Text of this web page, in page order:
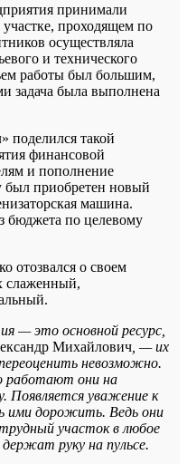
принимали
проходящем по
осуществляла
и технического
работы был большим,
задача была выполнена
поделился такой
финансовой
и пополнение
был приобретен новый
машина.
бюджета по целевому
отозвался о своем
слаженный,
— это основной ресурс,
Михайлович , — их
невозможно.
работают они на
Появляется уважение к
ими дорожить. Ведь они
участок в любое
руку на пульсе.